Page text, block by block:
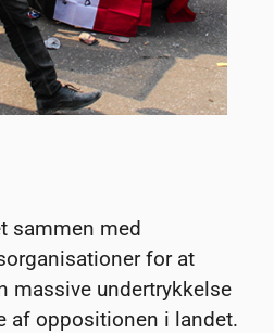
sammen med
for at
massive undertrykkelse
af oppositionen i landet.